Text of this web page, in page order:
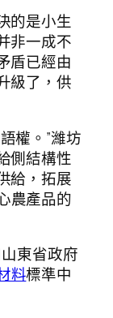
的是小生
非一成不
盾已經由
級了，供
權。”濰坊
側結構性
給，拓展
農產品的
東省政府
料標準中